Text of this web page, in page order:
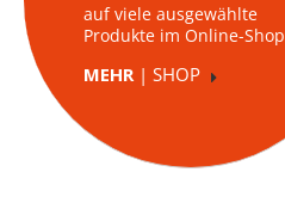
auf viele ausgewählte
Produkte im Online-Shop
MEHR | SHOP